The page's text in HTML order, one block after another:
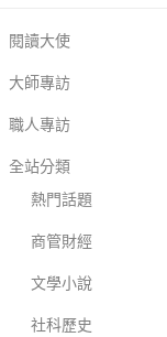
閱讀大使
大師專訪
職人專訪
全站分類
熱門話題
商管財經
文學小說
社科歷史